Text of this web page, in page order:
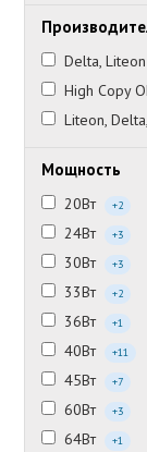
Delta, Liteon
High Copy
Liteon,
Мощность
20Вт +2
24Вт +3
30Вт +3
33Вт +2
36Вт +1
40Вт +11
45Вт +7
60Вт +3
64Вт +1